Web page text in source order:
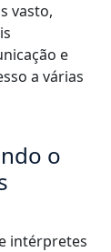
vasto,
e
a várias
o
intérpretes